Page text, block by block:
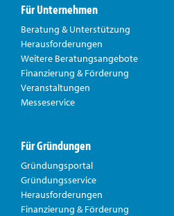
Für Unternehmen
Beratung & Unterstützung
Herausforderungen
Weitere Beratungsangebote
Finanzierung & Förderung
Veranstaltungen
Messeservice
Für Gründungen
Gründungsportal
Gründungsservice
Herausforderungen
Finanzierung & Förderung